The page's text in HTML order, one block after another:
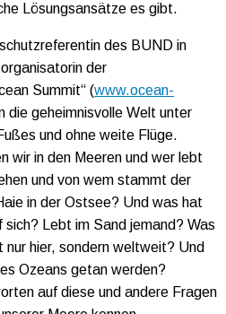
Lösungsansätze es gibt.
des BUND in
der
Summit“ (www.ocean-
die geheimnisvolle Welt unter
und ohne weite Flüge.
wir in den Meeren und wer lebt
und von wem stammt der
in der Ostsee? Und was hat
Lebt im Sand jemand? Was
nur hier, sondern weltweit? Und
Ozeans getan werden?
auf diese und andere Fragen